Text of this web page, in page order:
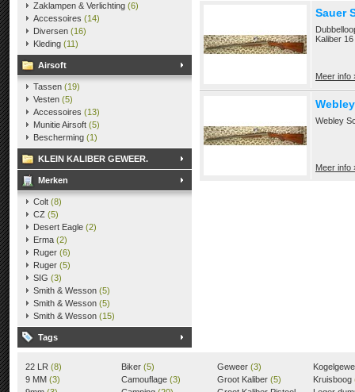
Zaklampen & Verlichting (6)
Accessoires (14)
Diversen (16)
Kleding (11)
Airsoft
Tassen (19)
Vesten (5)
Accessoires (13)
Munitie Airsoft (5)
Bescherming (1)
KLEIN KALIBER GEWEER.
Merken
Colt (8)
CZ (5)
Desert Eagle (2)
Erma (2)
Ruger (6)
Ruger (5)
SIG (3)
Smith & Wesson (5)
Smith & Wesson (5)
Smith & Wesson (15)
Tags
Sauer
Kaliber
Meer info
Webley
Meer info
22 LR (8)
9 MM (3)
Biker (5)
Camouflage (3)
Geweer (3)
Groot Kaliber (5)
Kruisboog